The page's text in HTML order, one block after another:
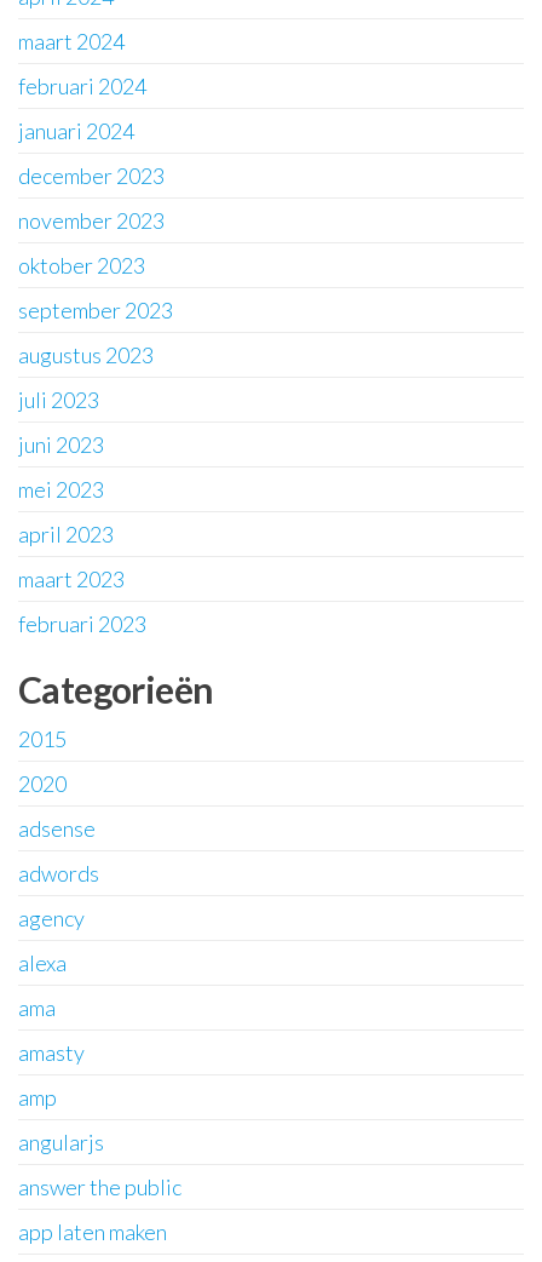
maart 2024
februari 2024
januari 2024
december 2023
november 2023
oktober 2023
september 2023
augustus 2023
juli 2023
juni 2023
mei 2023
april 2023
maart 2023
februari 2023
Categorieën
2015
2020
adsense
adwords
agency
alexa
ama
amasty
amp
angularjs
answer the public
app laten maken